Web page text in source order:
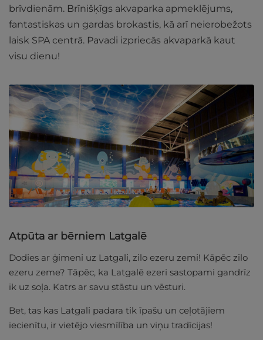
brīvdienām. Brīnišķīgs akvaparka apmeklējums,
fantastiskas un gardas brokastis, kā arī neierobežots
laisk SPA centrā. Pavadi izpriecās akvaparkā kaut
visu dienu!
Atpūta ar bērniem Latgalē
Dodies ar ģimeni uz Latgali, zilo ezeru zemi! Kāpēc zilo
ezeru zeme? Tāpēc, ka Latgalē ezeri sastopami gandrīz
ik uz soļa. Katrs ar savu stāstu un vēsturi.
Bet, tas kas Latgali padara tik īpašu un ceļotājiem
iecienītu, ir vietējo viesmīlība un viņu tradīcijas!